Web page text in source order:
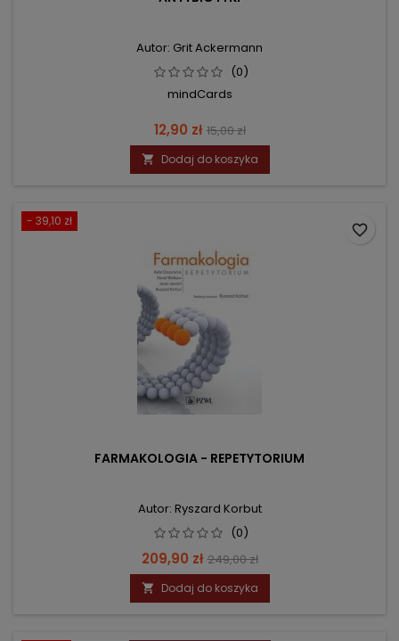
Autor: Grit Ackermann
(0)
mindCards
Cena
12,90 zł Cena
podstawowa
15,00 zł
 Dodaj do koszyka
- 39,10 zł
FARMAKOLOGIA - REPETYTORIUM
Autor: Ryszard Korbut
(0)
Cena
209,90 zł Cena
podstawowa
249,00 zł
 Dodaj do koszyka
favorite_border